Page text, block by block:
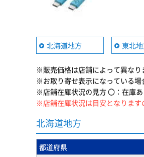
北海道地方 東北
※販売価格は店舗によって異なり
※お取り寄せ表示になっている
※店舗在庫状況の見方 〇：在庫
※店舗在庫状況は目安となります
北海道地方
都道府県